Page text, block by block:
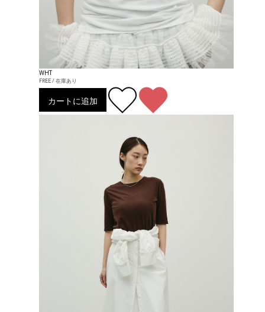
WHT
FREE / 在庫あり
カートに追加